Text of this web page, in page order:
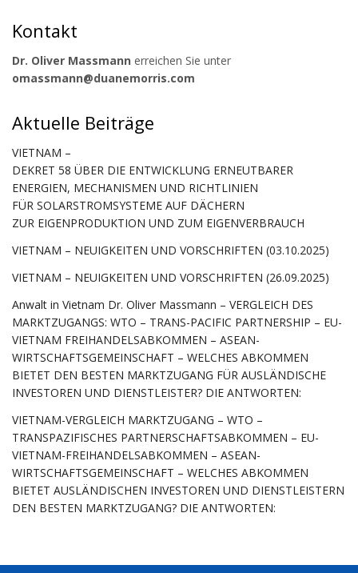
Kontakt
Dr. Oliver Massmann erreichen Sie unter
omassmann@duanemorris.com
Aktuelle Beiträge
VIETNAM –
DEKRET 58 ÜBER DIE ENTWICKLUNG ERNEUTBARER
ENERGIEN, MECHANISMEN UND RICHTLINIEN
FÜR SOLARSTROMSYSTEME AUF DÄCHERN
ZUR EIGENPRODUKTION UND ZUM EIGENVERBRAUCH
VIETNAM – NEUIGKEITEN UND VORSCHRIFTEN (03.10.2025)
VIETNAM – NEUIGKEITEN UND VORSCHRIFTEN (26.09.2025)
Anwalt in Vietnam Dr. Oliver Massmann – VERGLEICH DES
MARKTZUGANGS: WTO – TRANS-PACIFIC PARTNERSHIP – EU-
VIETNAM FREIHANDELSABKOMMEN – ASEAN-
WIRTSCHAFTSGEMEINSCHAFT – WELCHES ABKOMMEN
BIETET DEN BESTEN MARKTZUGANG FÜR AUSLÄNDISCHE
INVESTOREN UND DIENSTLEISTER? DIE ANTWORTEN:
VIETNAM-VERGLEICH MARKTZUGANG – WTO –
TRANSPAZIFISCHES PARTNERSCHAFTSABKOMMEN – EU-
VIETNAM-FREIHANDELSABKOMMEN – ASEAN-
WIRTSCHAFTSGEMEINSCHAFT – WELCHES ABKOMMEN
BIETET AUSLÄNDISCHEN INVESTOREN UND DIENSTLEISTERN
DEN BESTEN MARKTZUGANG? DIE ANTWORTEN: